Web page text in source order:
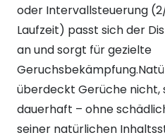
oder Intervallsteuerung
Laufzeit) passt sich der
an und sorgt für gezielte
überdeckt Gerüche nicht,
dauerhaft – ohne
seiner natürlichen